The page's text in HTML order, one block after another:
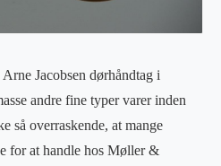
Jacobsen dørhåndtag i
andre fine typer varer inden
så overraskende, at mange
for at handle hos Møller &